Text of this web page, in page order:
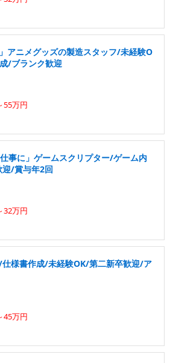
アニメグッズの製造スタッフ/未経験O
/ブランク歓迎
55万円
事に」ゲームスクリプター/ゲーム内
/賞与年2回
32万円
様書作成/未経験OK/第二新卒歓迎/ア
45万円